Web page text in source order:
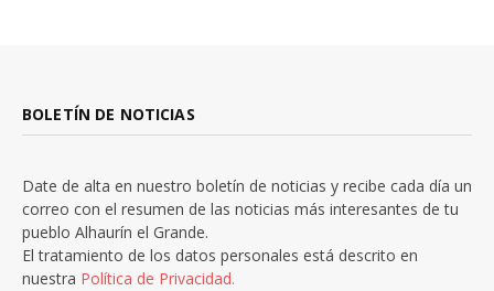
BOLETÍN DE NOTICIAS
Date de alta en nuestro boletín de noticias y recibe cada día un
correo con el resumen de las noticias más interesantes de tu
pueblo Alhaurín el Grande.
El tratamiento de los datos personales está descrito en
nuestra Política de Privacidad.